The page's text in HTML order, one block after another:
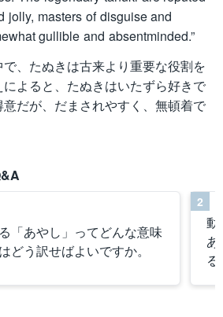
jolly, masters of disguise and
gullible and absentminded.”
で、たぬきは古来より重要な役割を
よると、たぬきはいたずら好きで
だが、だまされやすく、無頓着で
「あやし」ってどんな意味
どう訳せばよいですか。
動
あ
2